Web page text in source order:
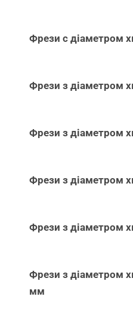
Фрези с діаметром
Фрези з діаметром
Фрези з діаметром
Фрези з діаметром
Фрези з діаметром
Фрези з діаметром
мм